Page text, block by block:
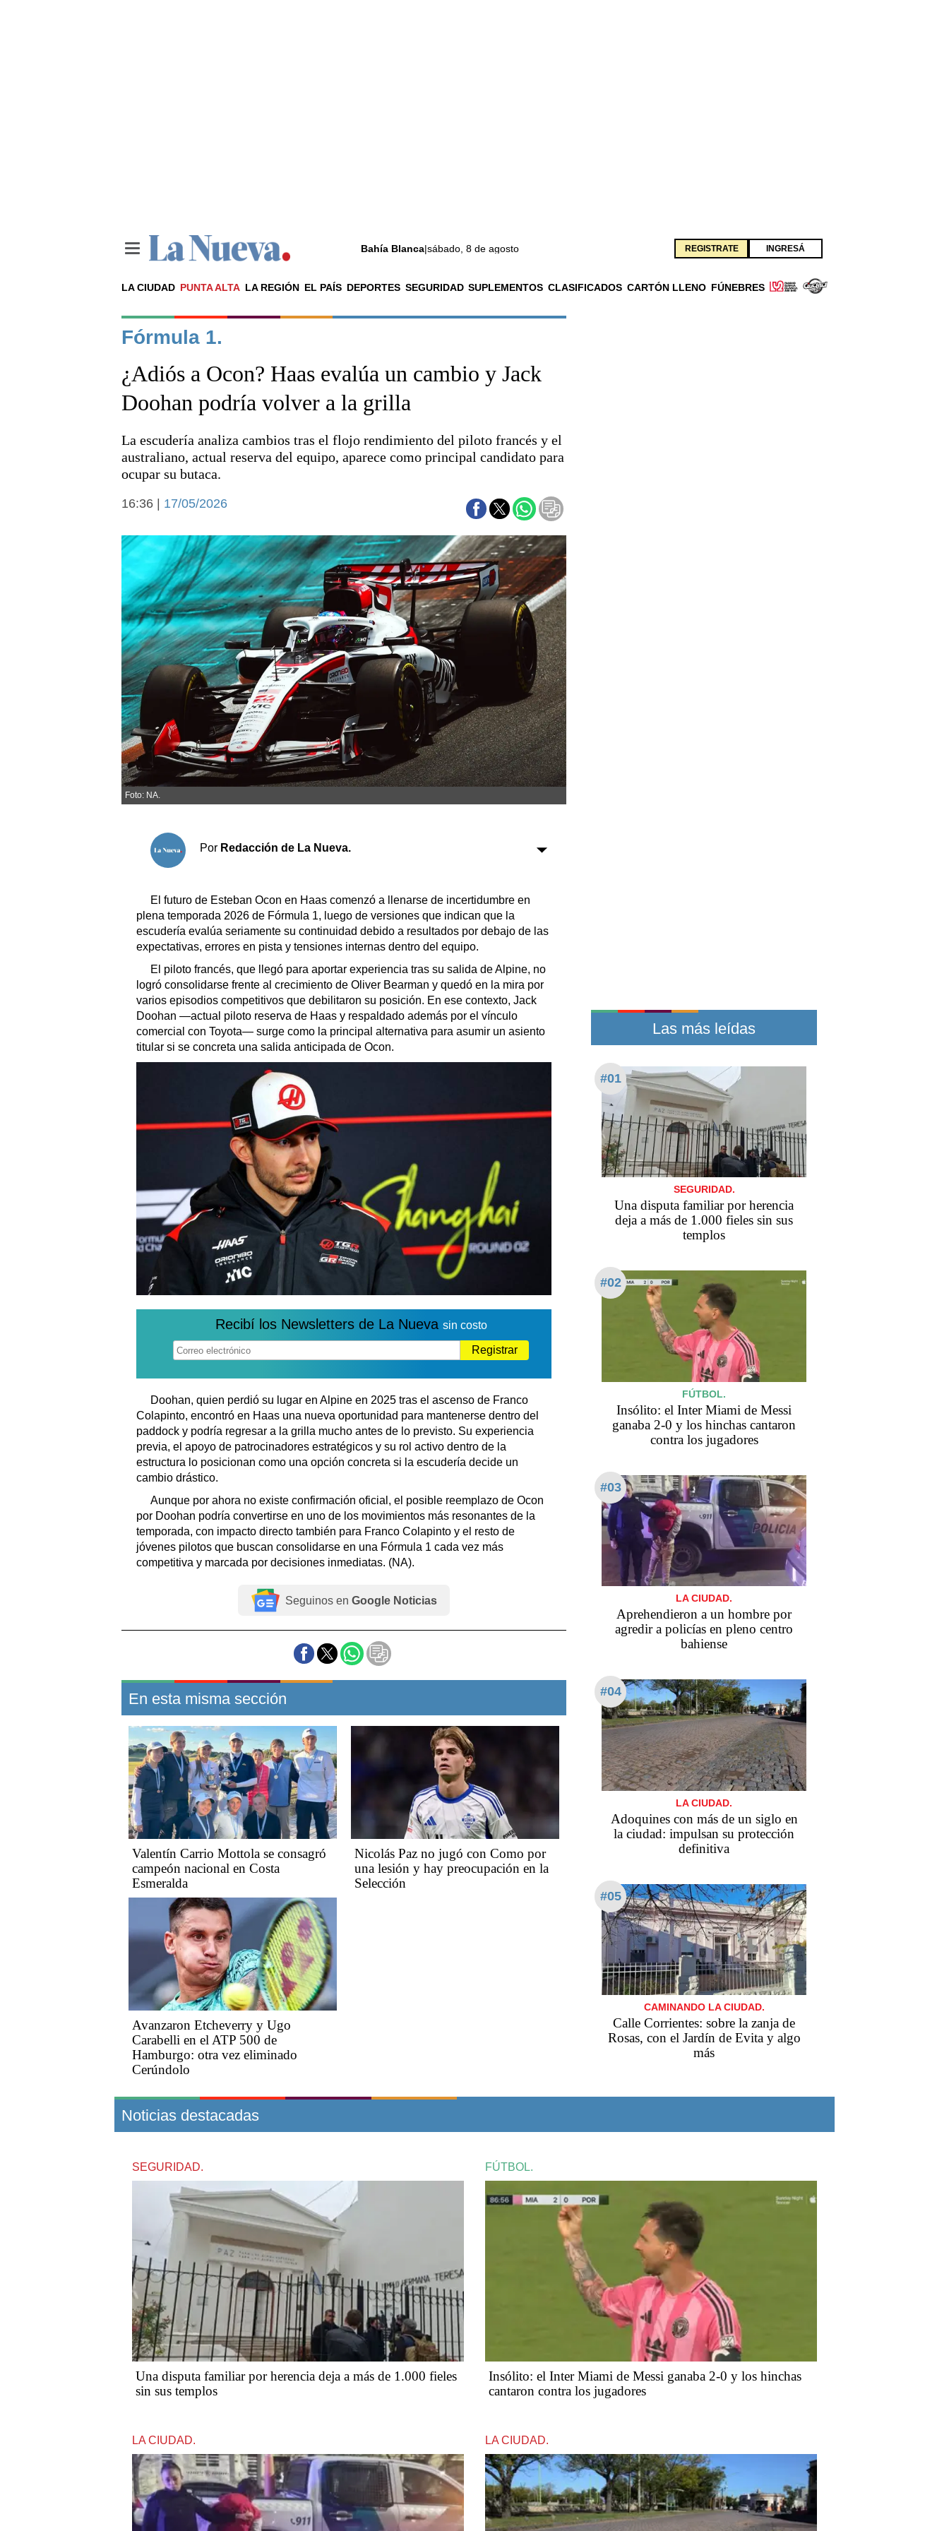
Bahía Blanca|sábado, 8 de agosto REGISTRATE INGRESÁ
LA CIUDAD PUNTA ALTA LA REGIÓN EL PAÍS DEPORTES SEGURIDAD SUPLEMENTOS CLASIFICADOS CARTÓN LLENO FÚNEBRES
Noticias
La ciudad
El país
Seguridad
Deportes
Escenario Olímpico
Liga del Sur
Arte y cultura
Aplausos
Cines
Economía y campo
Economía y finanzas
Con el campo
Espacio empresas
Sociedad y tiempo libre
Sociedad
Tecnología
Turismo
Salud
Es viral
El tiempo
Fúnebres
Clasificados
Horóscopo
Servicios
Farmacias
Datos Útiles
Fúnebres
Edictos
Fórmula 1.
¿Adiós a Ocon? Haas evalúa un cambio y Jack
Doohan podría volver a la grilla
La escudería analiza cambios tras el flojo rendimiento del piloto francés y el
australiano, actual reserva del equipo, aparece como principal candidato para
ocupar su butaca.
16:36 | 17/05/2026
Foto: NA.
Por Redacción de La Nueva.
El futuro de Esteban Ocon en Haas comenzó a llenarse de incertidumbre en
plena temporada 2026 de Fórmula 1, luego de versiones que indican que la
escudería evalúa seriamente su continuidad debido a resultados por debajo de las
expectativas, errores en pista y tensiones internas dentro del equipo.
El piloto francés, que llegó para aportar experiencia tras su salida de Alpine, no
logró consolidarse frente al crecimiento de Oliver Bearman y quedó en la mira por
varios episodios competitivos que debilitaron su posición. En ese contexto, Jack
Doohan —actual piloto reserva de Haas y respaldado además por el vínculo
comercial con Toyota— surge como la principal alternativa para asumir un asiento
titular si se concreta una salida anticipada de Ocon.
Recibí los Newsletters de La Nueva sin costo
Registrar
Doohan, quien perdió su lugar en Alpine en 2025 tras el ascenso de Franco
Colapinto, encontró en Haas una nueva oportunidad para mantenerse dentro del
paddock y podría regresar a la grilla mucho antes de lo previsto. Su experiencia
previa, el apoyo de patrocinadores estratégicos y su rol activo dentro de la
estructura lo posicionan como una opción concreta si la escudería decide un
cambio drástico.
Aunque por ahora no existe confirmación oficial, el posible reemplazo de Ocon
por Doohan podría convertirse en uno de los movimientos más resonantes de la
temporada, con impacto directo también para Franco Colapinto y el resto de
jóvenes pilotos que buscan consolidarse en una Fórmula 1 cada vez más
competitiva y marcada por decisiones inmediatas. (NA).
Seguinos en Google Noticias
En esta misma sección
Valentín Carrio Mottola se consagró
campeón nacional en Costa
Esmeralda
Nicolás Paz no jugó con Como por
una lesión y hay preocupación en la
Selección
Avanzaron Etcheverry y Ugo
Carabelli en el ATP 500 de
Hamburgo: otra vez eliminado
Cerúndolo
Las más leídas
#01
SEGURIDAD.
Una disputa familiar por herencia
deja a más de 1.000 fieles sin sus
templos
#02
FÚTBOL.
Insólito: el Inter Miami de Messi
ganaba 2-0 y los hinchas cantaron
contra los jugadores
#03
LA CIUDAD.
Aprehendieron a un hombre por
agredir a policías en pleno centro
bahiense
#04
LA CIUDAD.
Adoquines con más de un siglo en
la ciudad: impulsan su protección
definitiva
#05
CAMINANDO LA CIUDAD.
Calle Corrientes: sobre la zanja de
Rosas, con el Jardín de Evita y algo
más
Noticias destacadas
SEGURIDAD.
Una disputa familiar por herencia deja a más de 1.000 fieles
sin sus templos
FÚTBOL.
Insólito: el Inter Miami de Messi ganaba 2-0 y los hinchas
cantaron contra los jugadores
LA CIUDAD. LA CIUDAD.